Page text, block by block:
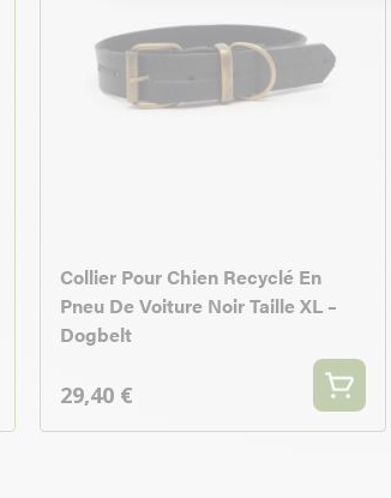
Collier Pour Chien Recyclé En
Pneu De Voiture Noir Taille XL –
Dogbelt
29,40 €